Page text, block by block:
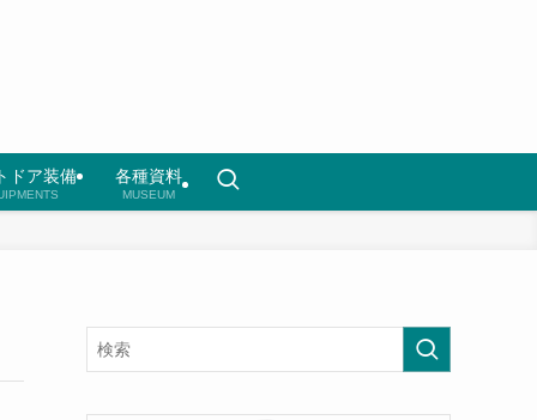
ドア装備 各種資料
MUSEUM